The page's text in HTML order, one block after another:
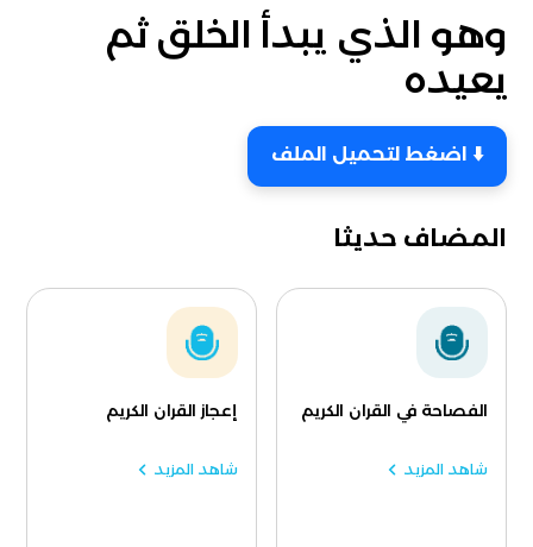
وهو الذي يبدأ الخلق ثم
يعيده
⬇️ اضغط لتحميل الملف
المضاف حديثا
الفصاحة في القران الكريم
شاهد المزيد
إعجاز القران الكريم
شاهد المزيد